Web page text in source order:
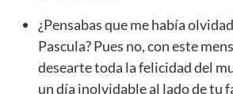
¿Pensabas que me había
Pascula? Pues no, con este
desearte toda la felicidad del
un día inolvidable al lado de tu